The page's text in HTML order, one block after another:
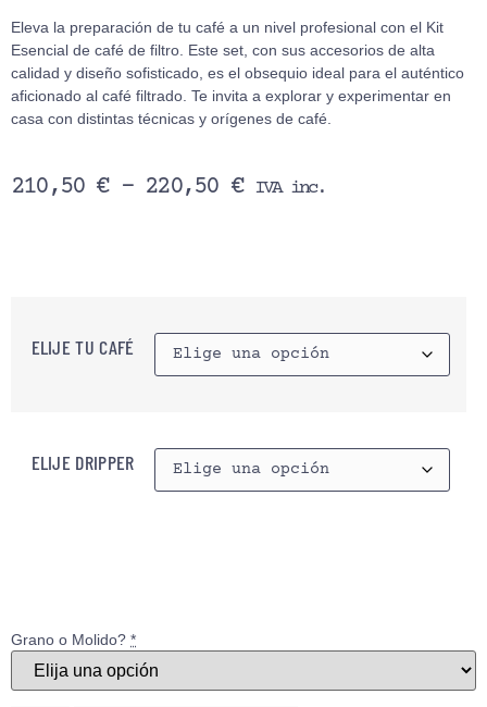
Eleva la preparación de tu café a un nivel profesional con el Kit
Esencial de café de filtro. Este set, con sus accesorios de alta
calidad y diseño sofisticado, es el obsequio ideal para el auténtico
aficionado al café filtrado. Te invita a explorar y experimentar en
casa con distintas técnicas y orígenes de café.
210,50 € - 220,50 € IVA inc.
ELIJE TU CAFÉ
ELIJE DRIPPER
Grano o Molido? *